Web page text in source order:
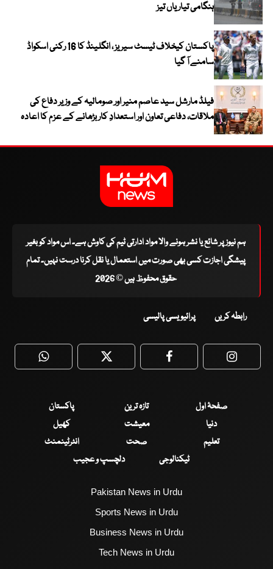
ہنگامی تیاریاں تیز
پاکستان کیخلاف ٹیسٹ سیریز ، انگلینڈ کا 16 رکنی اسکواڈ
سامنے آ گیا
فیلڈ مارشل سید عاصم منیر اور صومالیہ کے وزیر دفاع کی
ملاقات، دفاعی تعاون اور استعدادِ کار بڑھانے کے عزم کا اعادہ
ہم نیوز پر شائع یا نشر ہونے والا مواد ادارتی ٹیم کی کاوش ہے۔ اس مواد کو بغیر
پیشگی اجازت کسی بھی صورت میں استعمال یا نقل کرنا درست نہیں۔ تمام
حقوق محفوظ ہیں © 2026
رابطہ کریں پرائیویسی پالیسی
WhatsApp Twitter Facebook
صفحۂ اول تازہ ترین
پاکستان
دنیا
معیشت
کھیل
تعلیم
صحت
انٹرٹینمنٹ
ٹیکنالوجی
دلچسپ و عجیب
Pakistan News in Urdu
Sports News in Urdu
Business News in Urdu
Tech News in Urdu